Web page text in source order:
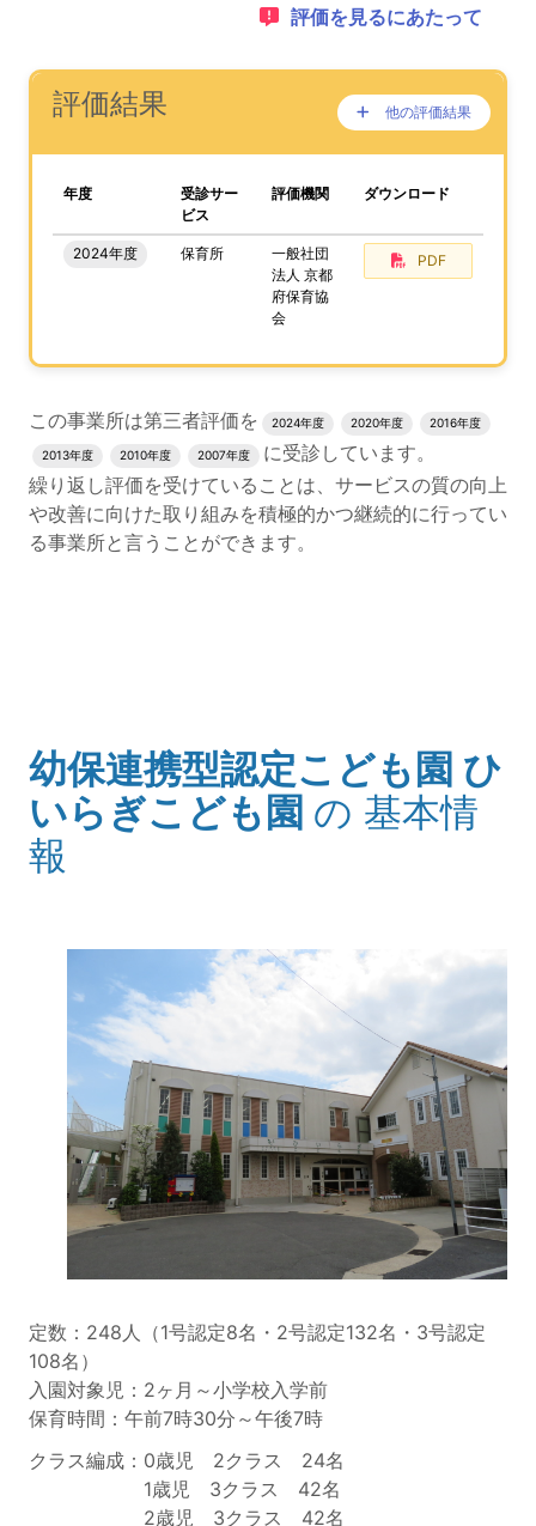
2：
評価を見るにあたって
ナビゲーションリンクの読み上げは以上です。
次は事業所評価を公表するためのエリアです。
(タイトル)
評価結果
ここに過去の公表
他の評価結果
が、あります。
、この事業所の評価結果をPDFでダウンロードするこ
年度
受診サー
ビス
評価機関 ダウンロード
2024年度 保育所
一般社団
法人 京都
府保育協
会
PDF
評価結果のPDFでのダウンロードエリアの読み上げは以上
この事業所は第三者評価を 2024年度 2020年度 2016年度
2013年度 2010年度 2007年度
に受診しています。
繰り返し評価を受けていることは、サービスの質の向上
や改善に向けた取り組みを積極的かつ継続的に行ってい
る事業所と言うことができます。
(タイトル)
幼保連携型認定こども園 ひ
いらぎこども園 の 基本情
報
定数：248人（1号認定8名・2号認定132名・3号認定
108名）
入園対象児：2ヶ月～小学校入学前
保育時間：午前7時30分～午後7時
クラス編成：0歳児 2クラス 24名
1歳児 3クラス 42名
2歳児 3クラス 42名